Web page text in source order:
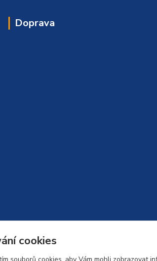
Doprava
cookies